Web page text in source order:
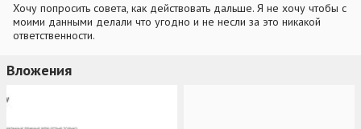
Хочу попросить совета, как действовать дальше. Я не хочу чтобы с
моими данными делали что угодно и не несли за это никакой
ответственности.
Вложения